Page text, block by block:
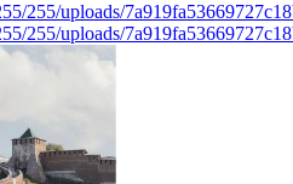
255/uploads/
255/uploads/